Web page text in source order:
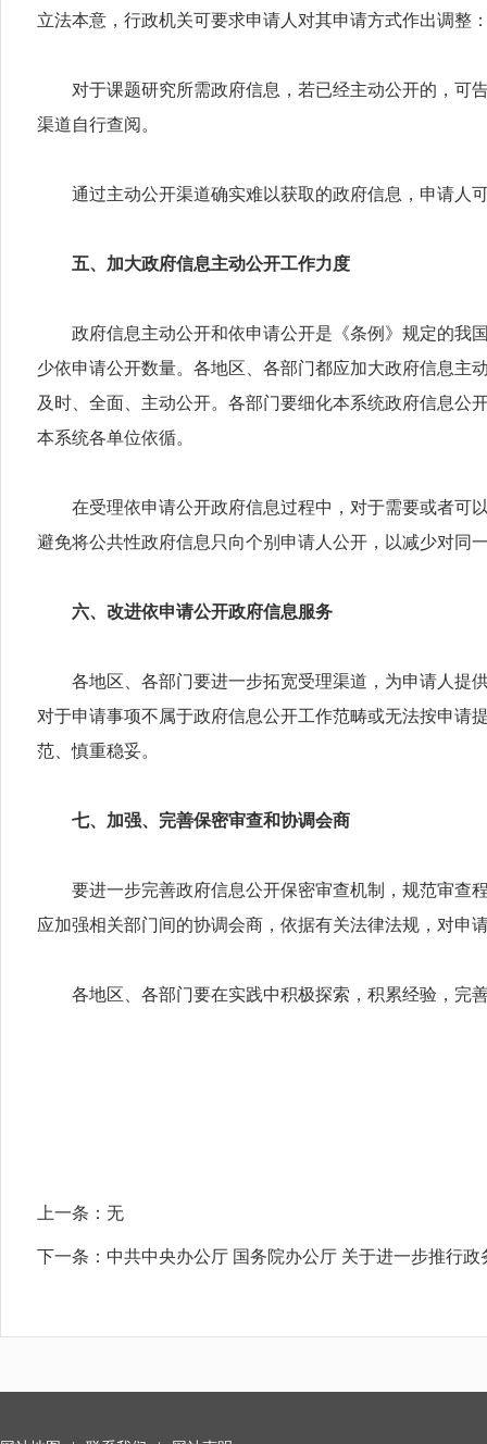
立法本意，行政机关可要求申请人对其申请方式作出调整
对于课题研究所需政府信息，若已经主动公开的，可告
渠道自行查阅。
通过主动公开渠道确实难以获取的政府信息，申请人
五、加大政府信息主动公开工作力度
政府信息主动公开和依申请公开是《条例》规定的我国
少依申请公开数量。各地区、各部门都应加大政府信息主
及时、全面、主动公开。各部门要细化本系统政府信息公
本系统各单位依循。
在受理依申请公开政府信息过程中，对于需要或者可以
避免将公共性政府信息只向个别申请人公开，以减少对同
六、改进依申请公开政府信息服务
各地区、各部门要进一步拓宽受理渠道，为申请人提供
对于申请事项不属于政府信息公开工作范畴或无法按申请
范、慎重稳妥。
七、加强、完善保密审查和协调会商
要进一步完善政府信息公开保密审查机制，规范审查程
应加强相关部门间的协调会商，依据有关法律法规，对申
各地区、各部门要在实践中积极探索，积累经验，完
上一条： 无
下一条： 中共中央办公厅 国务院办公厅 关于进一步推行政